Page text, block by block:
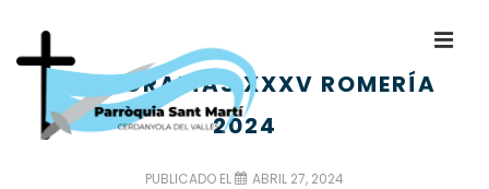
FOTOGRAFÍAS XXXV ROMERÍA
2024
PUBLICADO EL ABRIL 27, 2024